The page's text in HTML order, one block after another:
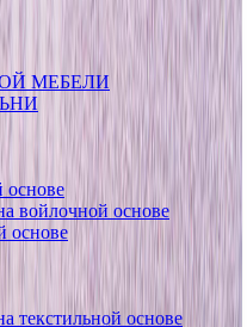
МЕБЕЛИ
основе
войлочной основе
основе
текстильной основе